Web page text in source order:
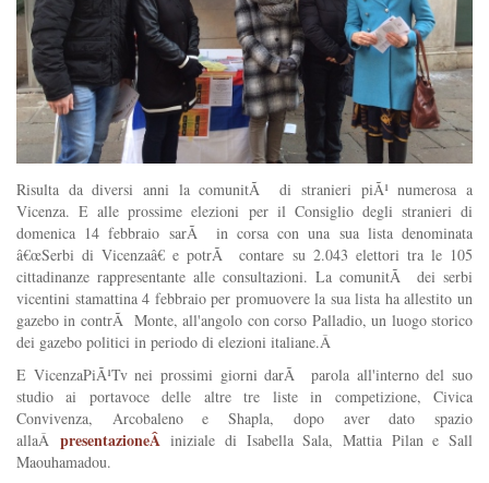
Risulta da diversi anni la comunitÃ di stranieri piÃ¹ numerosa a
Vicenza. E alle prossime elezioni per il Consiglio degli stranieri di
domenica 14 febbraio sarÃ in corsa con una sua lista denominata
â€œSerbi di Vicenzaâ€ e potrÃ contare su 2.043 elettori tra le 105
cittadinanze rappresentante alle consultazioni. La comunitÃ dei serbi
vicentini stamattina 4 febbraio per promuovere la sua lista ha allestito un
gazebo in contrÃ Monte, all'angolo con corso Palladio, un luogo storico
dei gazebo politici in periodo di elezioni italiane.Â
E VicenzaPiÃ¹Tv nei prossimi giorni darÃ parola all'interno del suo
studio ai portavoce delle altre tre liste in competizione, Civica
Convivenza, Arcobaleno e Shapla, dopo aver dato spazio
allaÂ presentazioneÂiniziale di Isabella Sala, Mattia Pilan e Sall
Maouhamadou.